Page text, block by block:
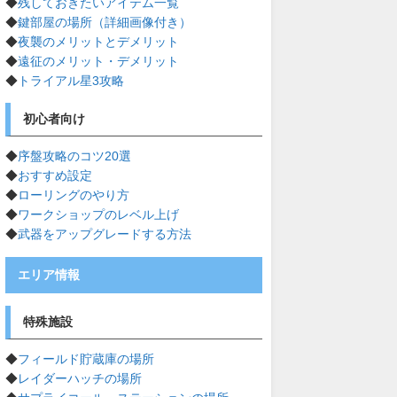
◆鍵部屋の場所（詳細画像付き）
◆夜襲のメリットとデメリット
◆遠征のメリット・デメリット
◆ トライアル星3攻略
初心者向け
◆序盤攻略のコツ20選
◆おすすめ設定
◆ローリングのやり方
◆ワークショップのレベル上げ
◆武器をアップグレードする方法
エリア情報
特殊施設
◆フィールド貯蔵庫の場所
◆レイダーハッチの場所